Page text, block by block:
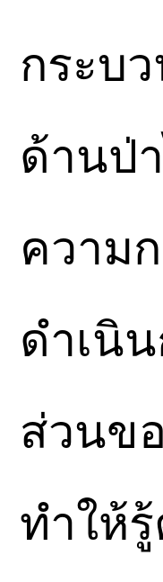
กระบ
ด้านป่
ความ
ดำเนิ
ส่วนข
ทำให้